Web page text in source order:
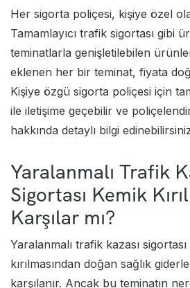
Her sigorta poliçesi, kişiye özel
Tamamlayıcı trafik sigortası gibi
teminatlarla genişletilebilen
eklenen her bir teminat, fiyata
Kişiye özgü sigorta poliçesi için
ile iletişime geçebilir ve
hakkında detaylı bilgi
Yaralanmalı Trafik
Sigortası Kemik
Karşılar mı?
Yaralanmalı trafik kazası
kırılmasından doğan sağlık
karşılanır. Ancak bu teminatın